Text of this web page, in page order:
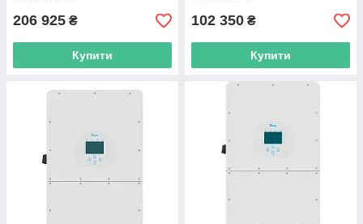
206 925 ₴
Купити
102 350 ₴
Купити